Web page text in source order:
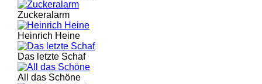
Zuckeralarm
Heinrich Heine
Das letzte Schaf
All das Schöne